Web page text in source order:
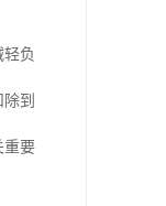
负
到
重要